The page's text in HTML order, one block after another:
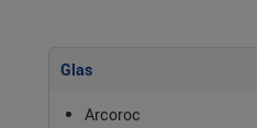
Glas
Arcoroc